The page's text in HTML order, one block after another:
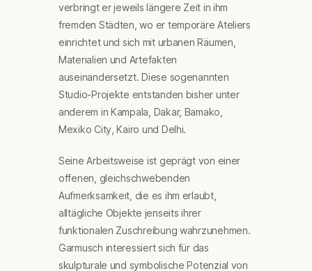
verbringt er jeweils längere Zeit in ihm
fremden Städten, wo er temporäre Ateliers
einrichtet und sich mit urbanen Räumen,
Materialien und Artefakten
auseinandersetzt. Diese sogenannten
Studio-Projekte entstanden bisher unter
anderem in Kampala, Dakar, Bamako,
Mexiko City, Kairo und Delhi.
Seine Arbeitsweise ist geprägt von einer
offenen, gleichschwebenden
Aufmerksamkeit, die es ihm erlaubt,
alltägliche Objekte jenseits ihrer
funktionalen Zuschreibung wahrzunehmen.
Garmusch interessiert sich für das
skulpturale und symbolische Potenzial von